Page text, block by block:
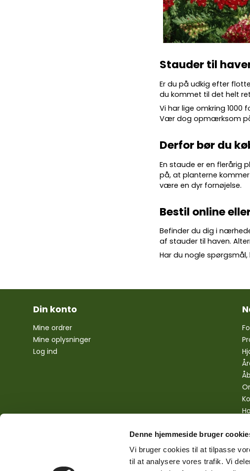
Denne hjemmeside bruger
Vi bruger cookies til at tilpasse
til at analysere vores trafik. Vi
Stauder til
Er du på udkig efter
du kommet til det helt
Vi har lige omkring 1000
Vær dog opmærksom
Derfor bør du
En staude er en flerårig
på, at planterne
være en dyr fornøjelse.
Bestil online
Befinder du dig i
af stauder til haven.
Har du nogle
Din konto
Mine ordrer
Mine oplysninger
Log ind